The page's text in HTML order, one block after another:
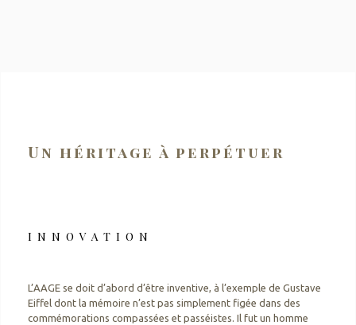
Un héritage à perpétuer
INNOVATION
L’AAGE se doit d’abord d’être inventive, à l’exemple de Gustave
Eiffel dont la mémoire n’est pas simplement figée dans des
commémorations compassées et passéistes. Il fut un homme